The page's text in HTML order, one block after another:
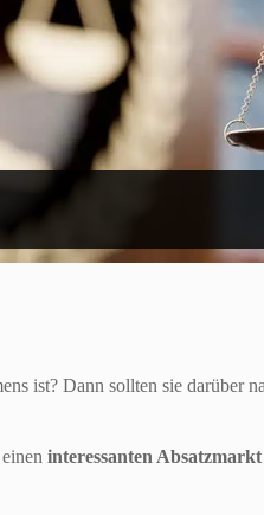
ist? Dann sollten sie darüber
interessanten Absatzmarkt